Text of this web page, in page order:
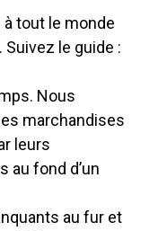
tout le monde
le guide :
Nous
marchandises
leurs
au fond d’un
au fur et